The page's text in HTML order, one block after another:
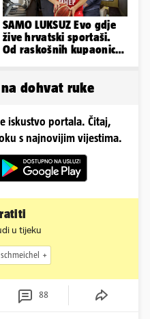
SAMO LUKSUZ Evo gdje
žive hrvatski sportaši.
Od raskošnih kupaonica
dohvat ruke
iskustvo portala. Čitaj,
s najnovijim vijestima.
u tijeku
88